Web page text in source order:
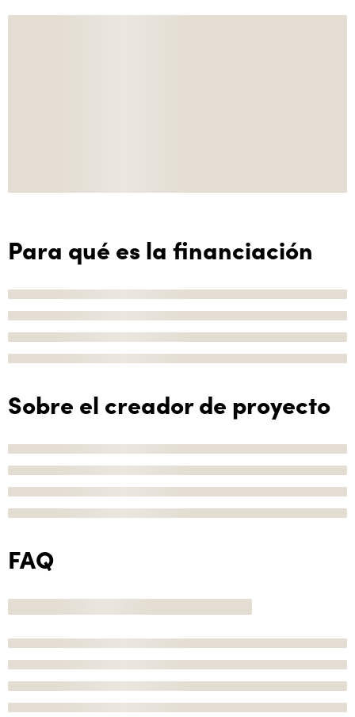
Para qué es la financiación
Sobre el creador de proyecto
FAQ